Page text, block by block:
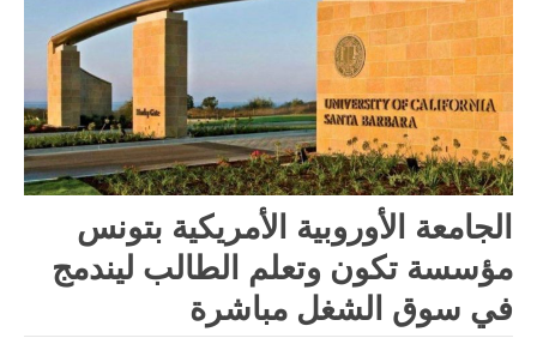
الجامعة الأوروبية الأمريكية بتونس
مؤسسة تكون وتعلم الطالب ليندمج
في سوق الشغل مباشرة